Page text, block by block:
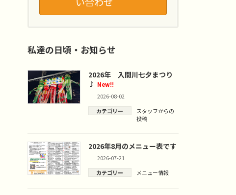
私達の日頃・お知らせ
2026年 入間川七夕まつり
♪ New!!
2026-08-02
カテゴリー
スタッフからの
投稿
2026年8月のメニュー表です
2026-07-21
カテゴリー
メニュー情報